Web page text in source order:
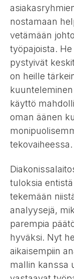
nostamaan
vetämään
työpajoista.
pystyivät
on heille
käyttö
oman äänen
tekovaiheessa.
tuloksia
tekemään
analyysejä,
parempia
hyväksi. Nyt
aikaisempiin
mallin kanssa